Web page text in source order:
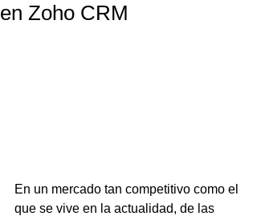
en Zoho CRM
En un mercado tan competitivo como el
que se vive en la actualidad, de las